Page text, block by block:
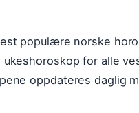
populære norske
for alle
oppdateres daglig